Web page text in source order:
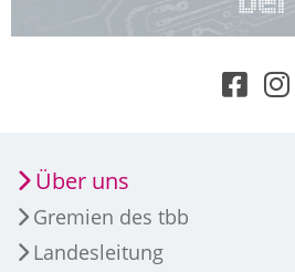
Über uns
Gremien des tbb
Landesleitung